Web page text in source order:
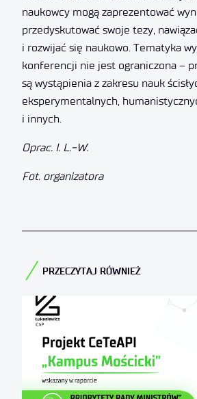
naukowcy mogą zaprezentować
przedyskutować swoje tezy,
i rozwijać się naukowo. Tematyka
konferencji nie jest ograniczona –
są wystąpienia z zakresu nauk
eksperymentalnych,
i innych.
Oprac. I. L.-W.
Fot. organizatora
PRZECZYTAJ RÓWNIEŻ​